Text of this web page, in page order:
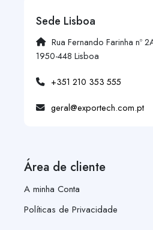
Sede Lisboa
Rua Fernando Farinha nº
1950-448 Lisboa
+351 210 353 555
geral@exportech.com.pt
Área de cliente
A minha Conta
Políticas de Privacidade